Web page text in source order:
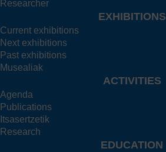
Researcher
EXHIBITIONS
Current exhibitions
Next exhibitions
Past exhibitions
Musealiak
ACTIVITIES
Agenda
Publications
Itsasertzetik
Research
EDUCATION